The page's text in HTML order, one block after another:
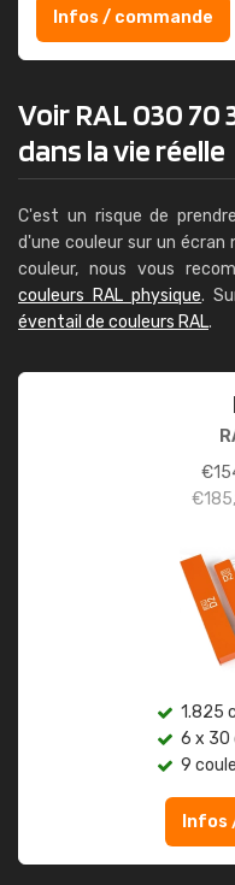
Infos / commande
Voir RAL 030 70
dans la vie réelle
C'est un risque de
d'une couleur sur un écran
couleur, nous vous
couleurs RAL physique.
éventail de couleurs RAL.
€
€
1.825
6 x 30
9
Infos